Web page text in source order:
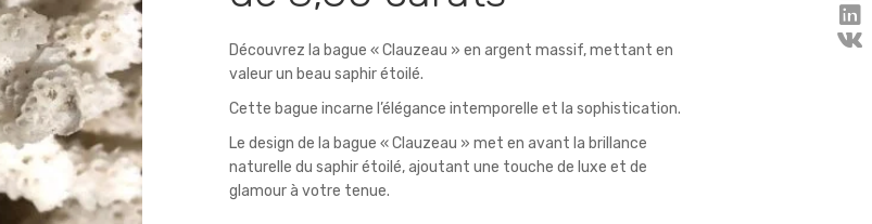
SE SOUVENIR DE MOI
Mot de passe perdu ?
Découvrez la bague « Clauzeau » en argent massif, mettant en
valeur un beau saphir étoilé.
Cette bague incarne l’élégance intemporelle et la sophistication.
Le design de la bague « Clauzeau » met en avant la brillance
naturelle du saphir étoilé, ajoutant une touche de luxe et de
glamour à votre tenue.